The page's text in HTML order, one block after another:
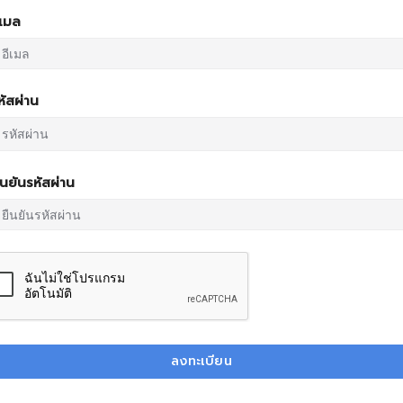
มล
สผ่าน
ยันรหัสผ่าน
ลงทะเบียน